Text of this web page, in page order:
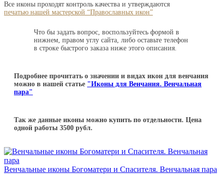
Все иконы проходят контроль качества и утверждаются
печатью нашей мастерской “Православных икон”
Что бы задать вопрос, воспользуйтесь формой в
нижнем, правом углу сайта, либо оставьте телефон
в строке быстрого заказа ниже этого описания.
Подробнее прочитать о значении и видах икон для венчания
можно в нашей статье "Иконы для Венчания. Венчальная
пара"
Так же данные иконы можно купить по отдельности. Цена
одной работы 3500 рубл.
Венчальные иконы Богоматери и Спасителя. Венчальная пара